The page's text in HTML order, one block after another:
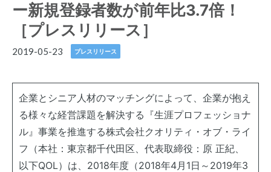
ー新規登録者数が前年比3.7倍！
［プレスリリース］
2019-05-23 プレスリリース
企業とシニア人材のマッチングによって、企業が抱え
る様々な経営課題を解決する『生涯プロフェッショナ
ル』事業を推進する株式会社クオリティ・オブ・ライ
フ（本社：東京都千代田区、代表取締役：原 正紀、
以下QOL）は、2018年度（2018年4月1日～2019年3